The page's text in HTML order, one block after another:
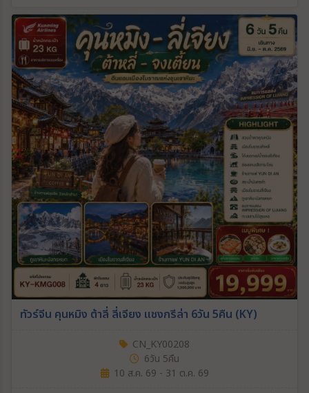
ทัวร์จีน คุนหมิง ต้าลี่ ลี่เจียง แชงกรีล่า 6วัน 5คืน (KY)
CN_KY00208
6วัน 5คืน
10 ส.ค. 69 - 31 ต.ค. 69